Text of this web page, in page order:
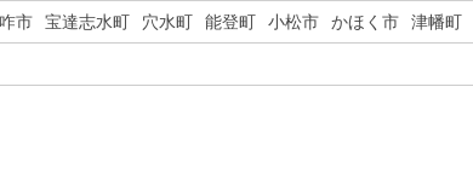
市 宝達志水町 穴水町 能登町 小松市 かほく市 津幡町